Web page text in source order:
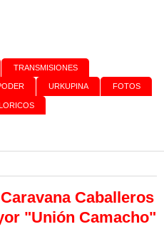
TRANSMISIONES
URKUPINA FOTOS
Caballeros
"Unión Camacho"